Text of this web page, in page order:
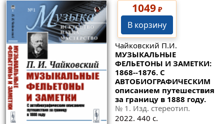
1049₽
В корзину
Чайковский П.И.
МУЗЫКАЛЬНЫЕ
ФЕЛЬЕТОНЫ И ЗАМЕТКИ:
1868--1876. С
АВТОБИОГРАФИЧЕСКИМ
описанием путешествия
за границу в 1888 году.
№ 1 . Изд. стереотип.
2022. 440 с.